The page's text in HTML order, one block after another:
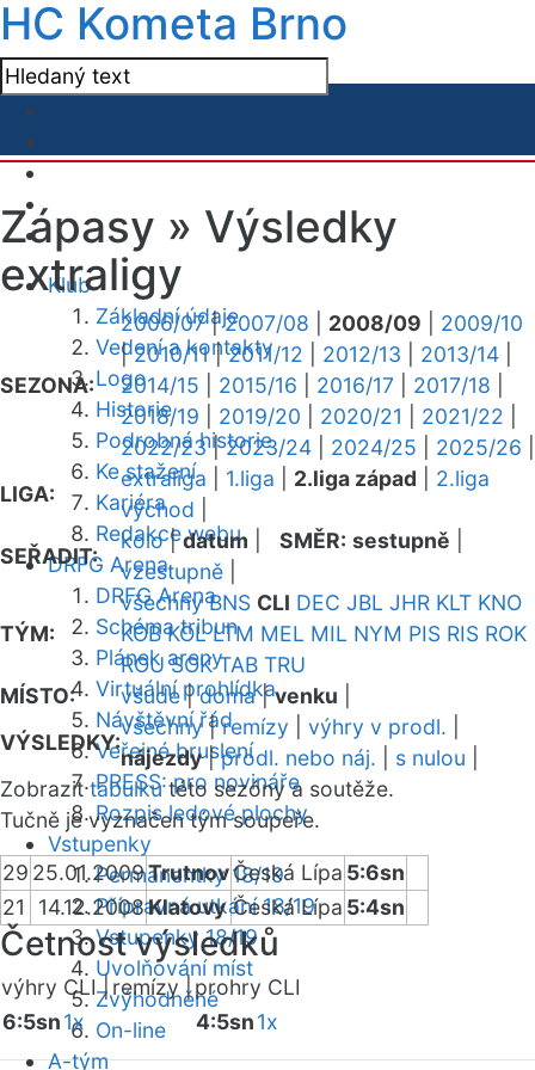
HC Kometa Brno
Klub
Základní údaje
Vedení a kontakty
Logo
Historie
Podrobná historie
Ke stažení
Kariéra
Redakce webu
DRFG Arena
DRFG Arena
Schéma tribun
Plánek areny
Virtuální prohlídka
Návštěvní řád
Veřejné bruslení
PRESS: pro novináře
Rozpis ledové plochy
Vstupenky
Permanentky 18/19
Přípravná utkání 18/19
Vstupenky 18/19
Uvolňování míst
Zvýhodněné
On-line
A-tým
Zápasy » Výsledky
extraligy
SEZONA:
2006/07|2007/08 2008/09
2009/10
|2010/11|2011/12 2012/13 2013/14
2014/15
2015/16 2016/17 2017/18
2018/19
2019/20 2020/21 2021/22
2022/23|2023/24 2024/25 2025/26
LIGA:
extraliga 1.liga 2.liga západ
2.liga
východ
SEŘADIT:
kolo|datum SMĚR: sestupně
vzestupně
TÝM:
všechny BNS CLI DEC JBL JHR KLT KNO
KOB KOL LTM MEL MIL NYM PIS RIS ROK
ROU SOK TAB TRU
MÍSTO:
všude|doma|venku
VÝSLEDKY:
všechny|remízy výhry v prodl.
nájezdy|prodl. nebo náj. s nulou
Zobrazittabulkutéto sezóny a soutěže.
Tučně je vyznačen tým soupeře.
29 25.01.2009TrutnovČeská Lípa 5:6sn
21
14.12.2008Klatovy Česká Lípa 5:4sn
Četnost výsledků
výhry CLI | remízy |prohry CLI
6:5sn1x 4:5sn1x